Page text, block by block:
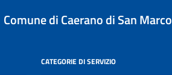
Comune di Caerano di San Marco
CATEGORIE DI SERVIZIO